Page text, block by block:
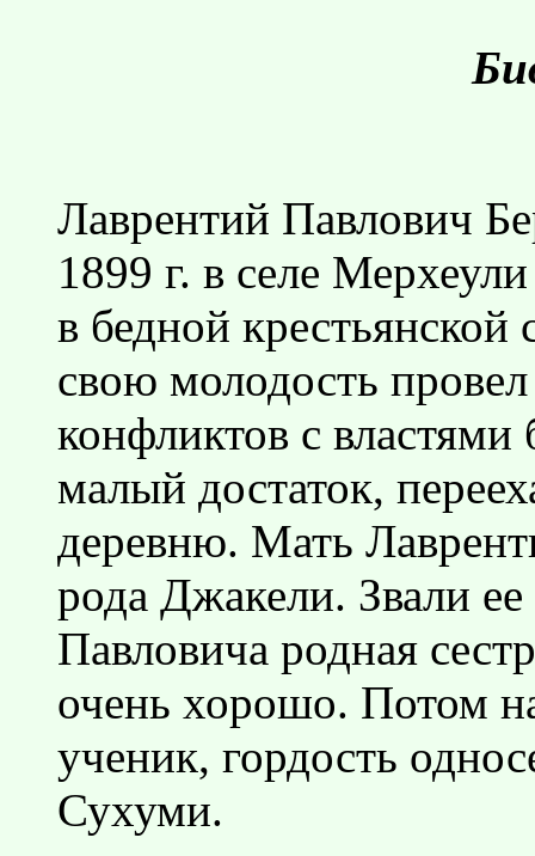
Лаврентий Павлович
1899 г. в селе
в бедной
свою молодость
конфликтов с
малый достаток,
деревню. Мать
рода Джакели. Звали
Павловича родная
очень хорошо. Потом
ученик, гордость
Сухуми.